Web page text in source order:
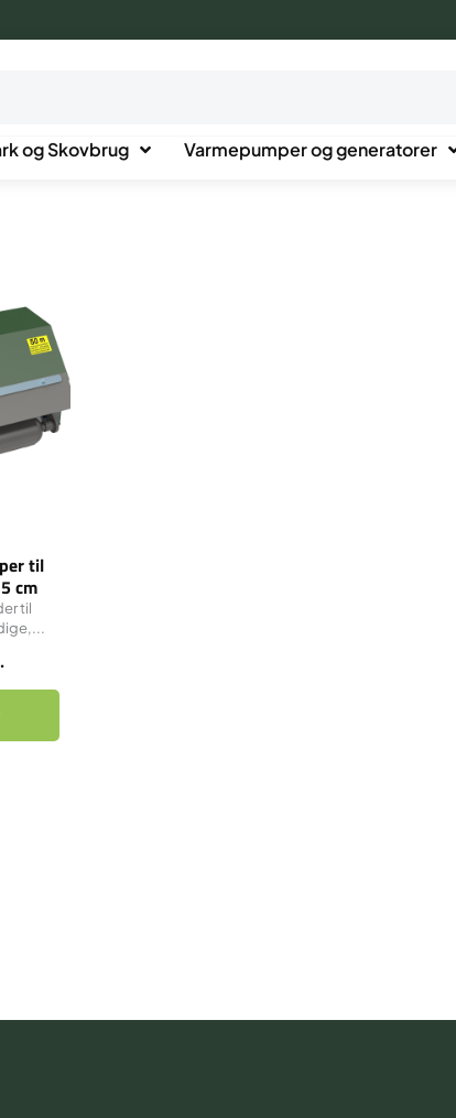
og Skovbrug Varmepumper og generatorer
til
cm
til